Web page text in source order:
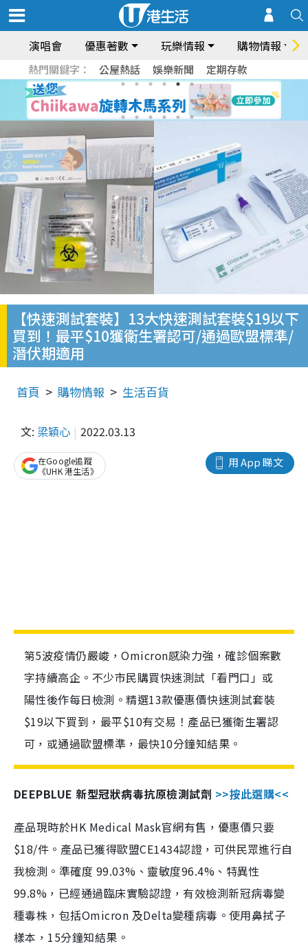
演唱會 優惠著數 玩樂情報 購物情報
熱門關鍵字： 公屋熱話 娛樂新聞 定期存款
【快速測試套裝】13大快速測試套裝$19以下
買到！最平$10獲衛生署認可/通過歐盟標準/
潛伏期適用
首頁 購物情報 生活百貨
文: 梁穎心 2022.03.13
用 App 睇文
在Google追蹤
《UHK 港生活》
第5波疫情仍嚴峻，Omicron感染力強，確診個案數
字持續高企。不少市民購買快速測試「看門口」或
陽性後作每日檢測。精選13款優惠價快速測試套裝
$19以下買到，最平$10有交易！產品已獲衛生署認
可，或通過歐盟標準，最快10分鐘知結果。
DEEPBLUE 新型冠狀病毒抗原檢測試劑 >>按此選購<<
產品現時於HK Medical Mask官網有售，優惠價只要
$18/件。產品已獲得歐盟CE1434認證，可供民眾進行自
我檢測。準確度 99.03%、靈敏度96.4%、特異性
99.8%，已經通過臨床實驗認證，有效檢測新冠病毒變
種毒株，包括Omicron 及Delta變種病毒。使用鼻拭子
樣本，15分鐘知結果。